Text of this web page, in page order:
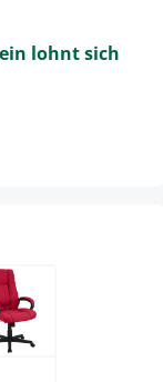
lohnt sich
rot